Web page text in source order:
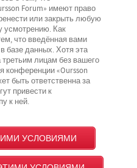
Forum» имеют право
или закрыть любую
усмотрению. Как
что введённая вами
базе данных. Хотя эта
лицам без вашего
конференции «Oursson
быть ответственна за
привести к
к ней.